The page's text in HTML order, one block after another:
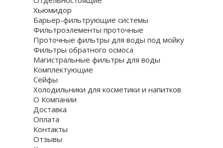
Хьюмидор
Барьер-фильтрующие системы
Фильтроэлементы проточные
Проточные фильтры для воды под мойку
Фильтры обратного осмоса
Магистральные фильтры для воды
Комплектующие
Сейфы
Холодильники для косметики и напитков
О Компании
Доставка
Оплата
Контакты
Отзывы